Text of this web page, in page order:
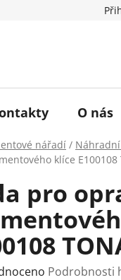
O nás
nářadí /
klíce E100108
pro
Podrobnosti